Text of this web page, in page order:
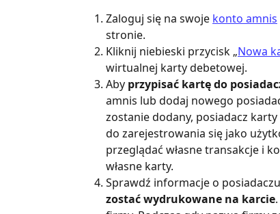
Zaloguj się na swoje konto amnis
stronie.
Kliknij niebieski przycisk „Nowa
wirtualnej karty debetowej.
Aby przypisać kartę do
amnis lub dodaj nowego
zostanie dodany, posiadacz
do zarejestrowania się jako
przeglądać własne transakcje i
własne karty.
Sprawdź informacje o
zostać wydrukowane na karcie